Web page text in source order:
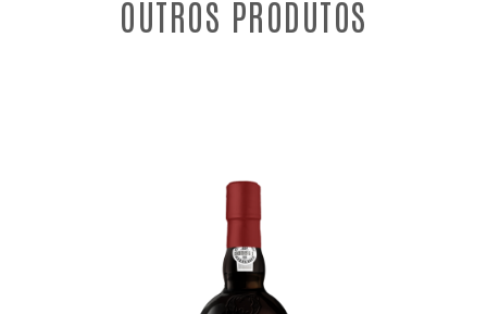
OUTROS PRODUTOS